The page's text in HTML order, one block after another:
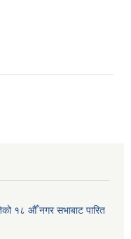
१८ औँ नगर सभाबाट पारित